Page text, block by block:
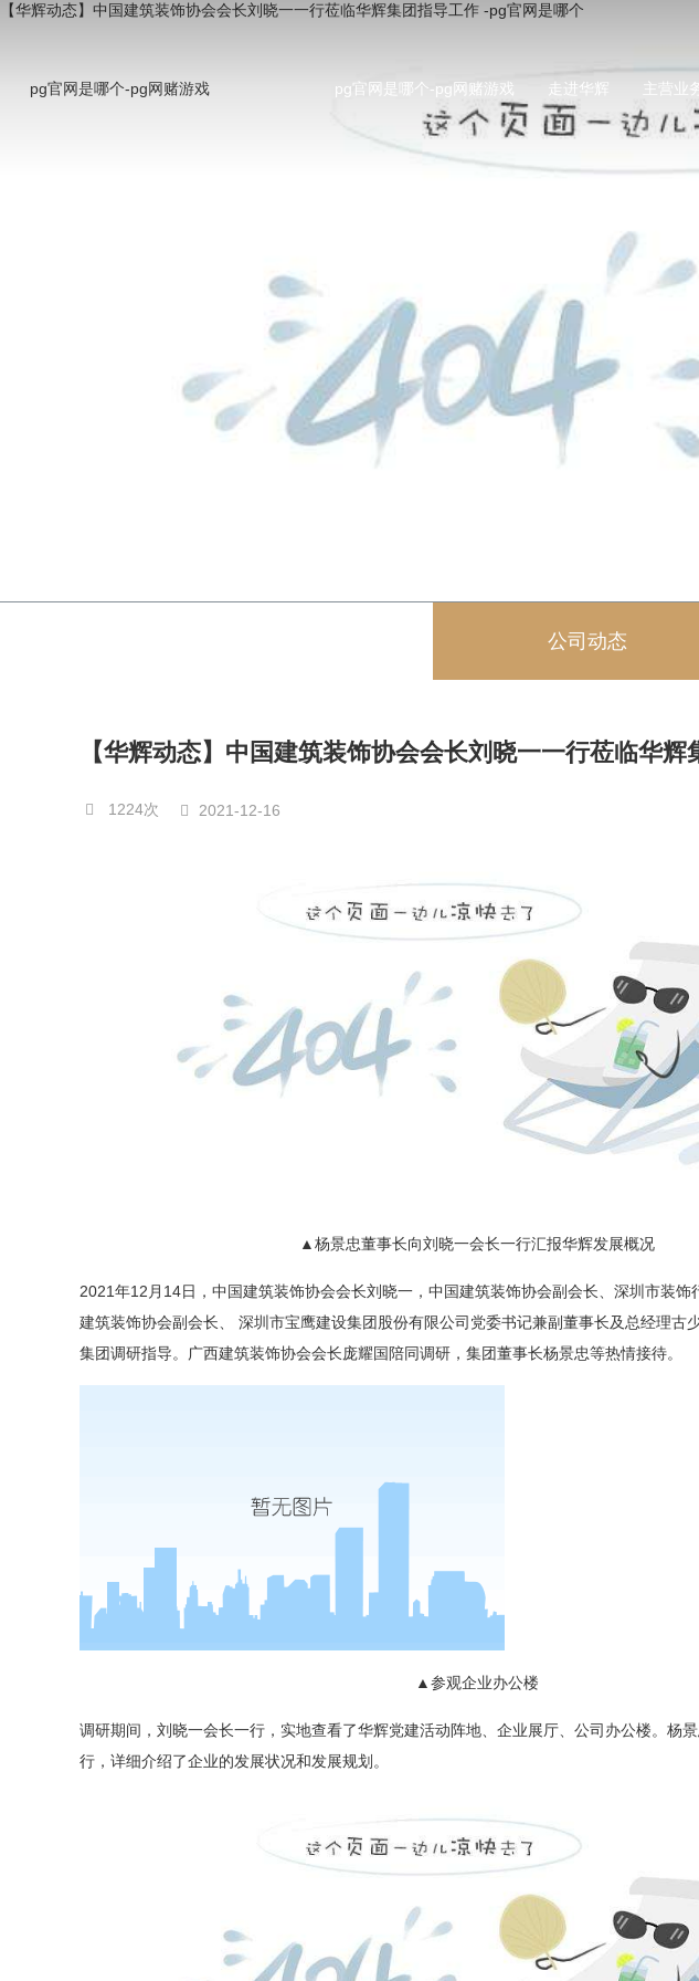
【华辉动态】中国建筑装饰协会会长刘晓一一行莅临华辉集团指导工作 -pg官网是哪个
pg官网是哪个-pg网赌游戏 pg官网是哪个-pg网赌游戏 走进华辉 主营业
公司动态
【华辉动态】中国建筑装饰协会会长刘晓一一行莅临华辉
1224次 2021-12-16
▲杨景忠董事长向刘晓一会长一行汇报华辉发展概况
2021年12月14日，中国建筑装饰协会会长刘晓一，中国建筑装饰协会副会长、深圳市装饰
建筑装饰协会副会长、 深圳市宝鹰建设集团股份有限公司党委书记兼副董事长及总经理古
集团调研指导。广西建筑装饰协会会长庞耀国陪同调研，集团董事长杨景忠等热情接待。
▲参观企业办公楼
调研期间，刘晓一会长一行，实地查看了华辉党建活动阵地、企业展厅、公司办公楼。杨
行，详细介绍了企业的发展状况和发展规划。